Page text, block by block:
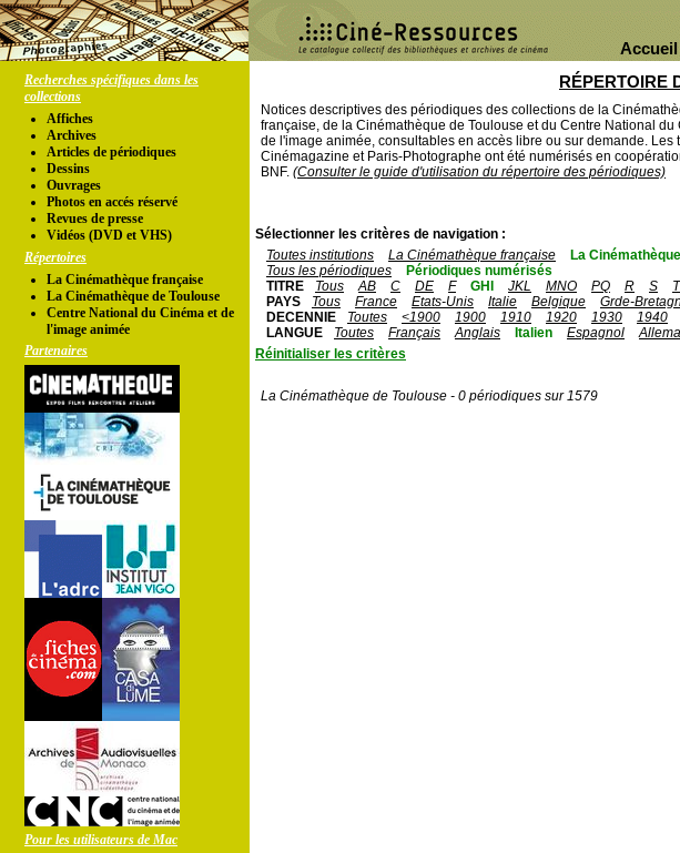
Accueil
Recherches spécifiques dans les
collections
Affiches
Archives
Articles de périodiques
Dessins
Ouvrages
Photos en accés réservé
Revues de presse
Vidéos (DVD et VHS)
Répertoires
La Cinémathèque française
La Cinémathèque de Toulouse
Centre National du Cinéma et de
l'image animée
Partenaires
Pour les utilisateurs de Mac
RÉPERTOIRE
Notices descriptives des périodiques des collections de la
française, de la Cinémathèque de Toulouse et du Centre National du
de l'image animée, consultables en accès libre ou sur demande. Les
Cinémagazine et Paris-Photographe ont été numérisés en
BNF. (Consulter le guide d'utilisation du répertoire des périodiques)
Sélectionner les critères de navigation :
Toutes institutions
La Cinémathèque française La
Tous les périodiques
Périodiques numérisés
TITRE
Tous AB C DE F GHI JKL MNO PQ R S
PAYS
Tous France Etats-Unis Italie Belgique Grde-
DECENNIE
Toutes <1900 1900 1910 1920 1930 1940
LANGUE
Toutes Français Anglais Italien Espagnol
Réinitialiser les critères
La Cinémathèque de Toulouse - 0 périodiques sur 1579